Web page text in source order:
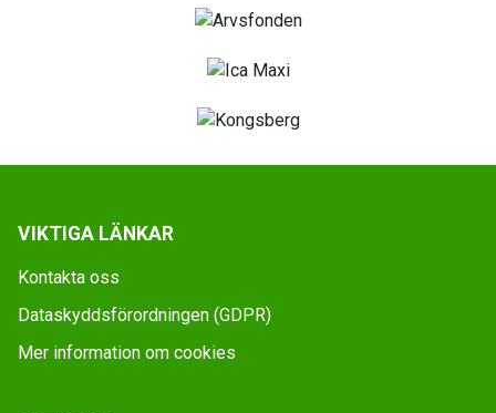
VIKTIGA LÄNKAR
Kontakta oss
Dataskyddsförordningen (GDPR)
Mer information om cookies